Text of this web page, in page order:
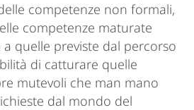
competenze non formali,
competenze maturate
quelle previste dal percorso
di catturare quelle
mutevoli che man mano
dal mondo del